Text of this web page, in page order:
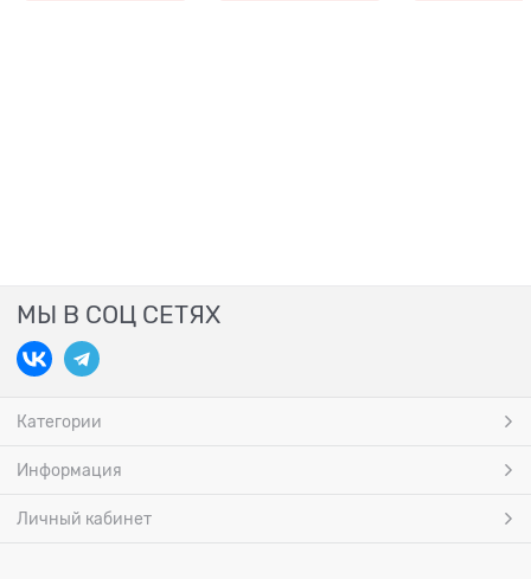
МЫ В СОЦ СЕТЯХ
Категории
Информация
Личный кабинет